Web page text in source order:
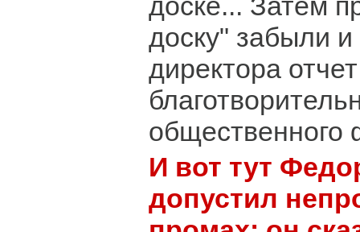
доску" забыли
директора
общественного
И вот тут
допустил